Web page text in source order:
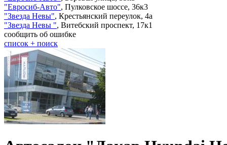
"Евросиб-Авто", Пулковское шоссе, 36к3
"Звезда Невы", Крестьянский переулок, 4а
"Звезда Невы ", Витебский проспект, 17к1
сообщить об ошибке
cписок + поиск